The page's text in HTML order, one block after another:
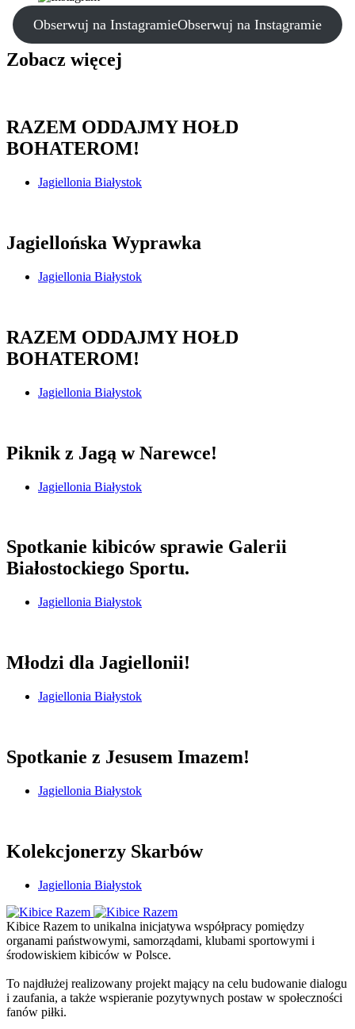
Obserwuj na InstagramieObserwuj na Instagramie
Zobacz więcej
RAZEM ODDAJMY HOŁD
BOHATEROM!
Jagiellonia Białystok
Jagiellońska Wyprawka
Jagiellonia Białystok
RAZEM ODDAJMY HOŁD
BOHATEROM!
Jagiellonia Białystok
Piknik z Jagą w Narewce!
Jagiellonia Białystok
Spotkanie kibiców sprawie Galerii
Białostockiego Sportu.
Jagiellonia Białystok
Młodzi dla Jagiellonii!
Jagiellonia Białystok
Spotkanie z Jesusem Imazem!
Jagiellonia Białystok
Kolekcjonerzy Skarbów
Jagiellonia Białystok
Kibice Razem to unikalna inicjatywa współpracy pomiędzy
organami państwowymi, samorządami, klubami sportowymi i
środowiskiem kibiców w Polsce.
To najdłużej realizowany projekt mający na celu budowanie dialogu
i zaufania, a także wspieranie pozytywnych postaw w społeczności
fanów piłki.